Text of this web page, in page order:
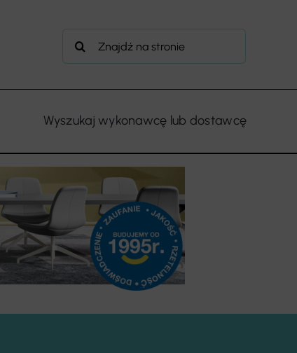
Szukaj
Wyszukaj wykonawcę lub dostawcę